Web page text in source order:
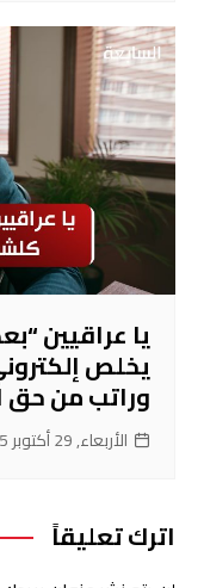
يا عراقيين
يخلص
وراتب من حق
الأربعاء, 29 أكتوبر 2025, 20:09
اترك تعليقاً